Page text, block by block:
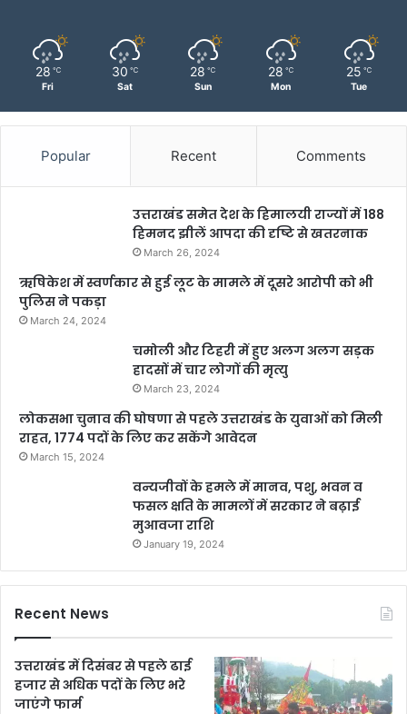
28 ℃
Fri
30 ℃
Sat
28 ℃
Sun
28 ℃
Mon
25 ℃
Tue
Popular Recent Comments
उत्तराखंड समेत देश के हिमालयी राज्यों में 188
हिमनद झीलें आपदा की दृष्टि से खतरनाक
March 26, 2024
ऋषिकेश में स्वर्णकार से हुई लूट के मामले में दूसरे आरोपी को भी
पुलिस ने पकड़ा
March 24, 2024
चमोली और टिहरी में हुए अलग अलग सड़क
हादसों में चार लोगों की मृत्यु
March 23, 2024
लोकसभा चुनाव की घोषणा से पहले उत्तराखंड के युवाओं को मिली
राहत, 1774 पदों के लिए कर सकेंगे आवेदन
March 15, 2024
वन्यजीवों के हमले में मानव, पशु, भवन व
फसल क्षति के मामलों में सरकार ने बढ़ाई
मुआवजा राशि
January 19, 2024
Recent News
उत्तराखंड में दिसंबर से पहले ढाई
हजार से अधिक पदों के लिए भरे
जाएंगे फार्म